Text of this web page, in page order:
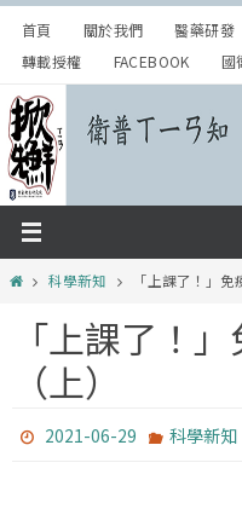
Skip
content
首頁 關於我們 醫藥研發
轉載授權
FACEBOOK 國
Home科學新知 「上課了！」免
「上課了！
（上）
2021-06-29 科學新知